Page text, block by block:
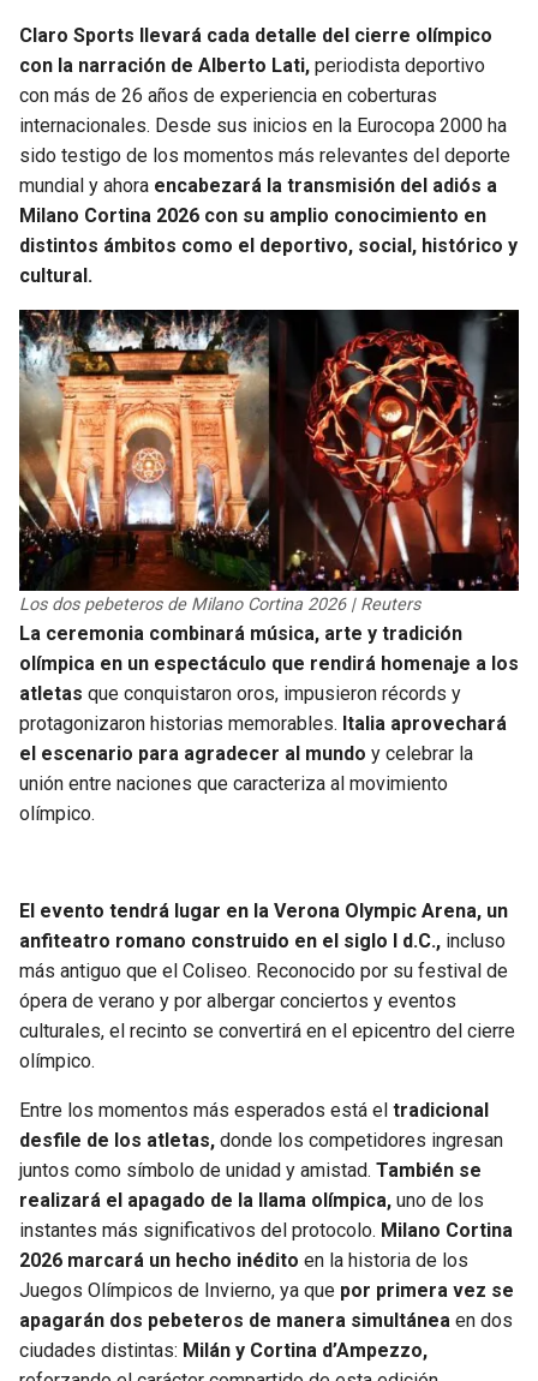
Claro Sports llevará cada detalle del cierre olímpico
con la narración de Alberto Lati, periodista deportivo
con más de 26 años de experiencia en coberturas
internacionales. Desde sus inicios en la Eurocopa 2000 ha
sido testigo de los momentos más relevantes del deporte
mundial y ahora encabezará la transmisión del adiós a
Milano Cortina 2026 con su amplio conocimiento en
distintos ámbitos como el deportivo, social, histórico y
cultural.
Los dos pebeteros de Milano Cortina 2026 | Reuters
La ceremonia combinará música, arte y tradición
olímpica en un espectáculo que rendirá homenaje a los
atletas que conquistaron oros, impusieron récords y
protagonizaron historias memorables. Italia aprovechará
el escenario para agradecer al mundo y celebrar la
unión entre naciones que caracteriza al movimiento
olímpico.
El evento tendrá lugar en la Verona Olympic Arena, un
anfiteatro romano construido en el siglo I d.C., incluso
más antiguo que el Coliseo. Reconocido por su festival de
ópera de verano y por albergar conciertos y eventos
culturales, el recinto se convertirá en el epicentro del cierre
olímpico.
Entre los momentos más esperados está el tradicional
desfile de los atletas, donde los competidores ingresan
juntos como símbolo de unidad y amistad. También se
realizará el apagado de la llama olímpica, uno de los
instantes más significativos del protocolo. Milano Cortina
2026 marcará un hecho inédito en la historia de los
Juegos Olímpicos de Invierno, ya que por primera vez se
apagarán dos pebeteros de manera simultánea en dos
ciudades distintas: Milán y Cortina d’Ampezzo,